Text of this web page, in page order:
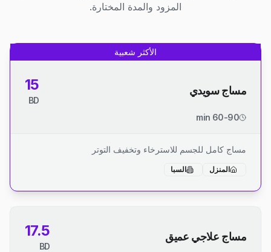
المزود والمدة المختارة.
الأكثر شعبية
مساج سويدي 15
BD
60-90 min
مساج كامل للجسم للاسترخاء وتخفيف التوتر
المنزل السبا
مساج علاجي عميق 17.5
BD